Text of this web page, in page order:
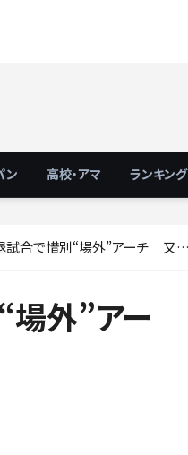
ン 高校・アマ ランキング
外”アーチ 又吉から右翼へ36号特大3ラン
外”アー